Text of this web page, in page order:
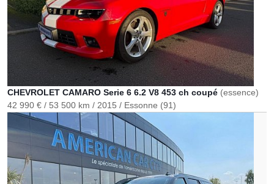
CHEVROLET CAMARO Serie 6 6.2 V8 453 ch coupé (essence)
42 990 €
53 500 km 2015 Essonne (91)